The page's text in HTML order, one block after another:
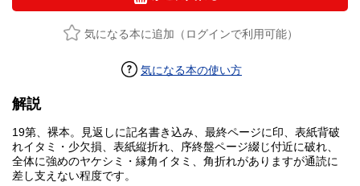
気になる本に追加（ログインで利用可能）
気になる本の使い方
解説
19第、裸本。見返しに記名書き込み、最終ページに印、表紙背破
れイタミ・少欠損、表紙縦折れ、序終盤ページ綴じ付近に破れ、
全体に強めのヤケシミ・縁角イタミ、角折れがありますが通読に
差し支えない程度です。